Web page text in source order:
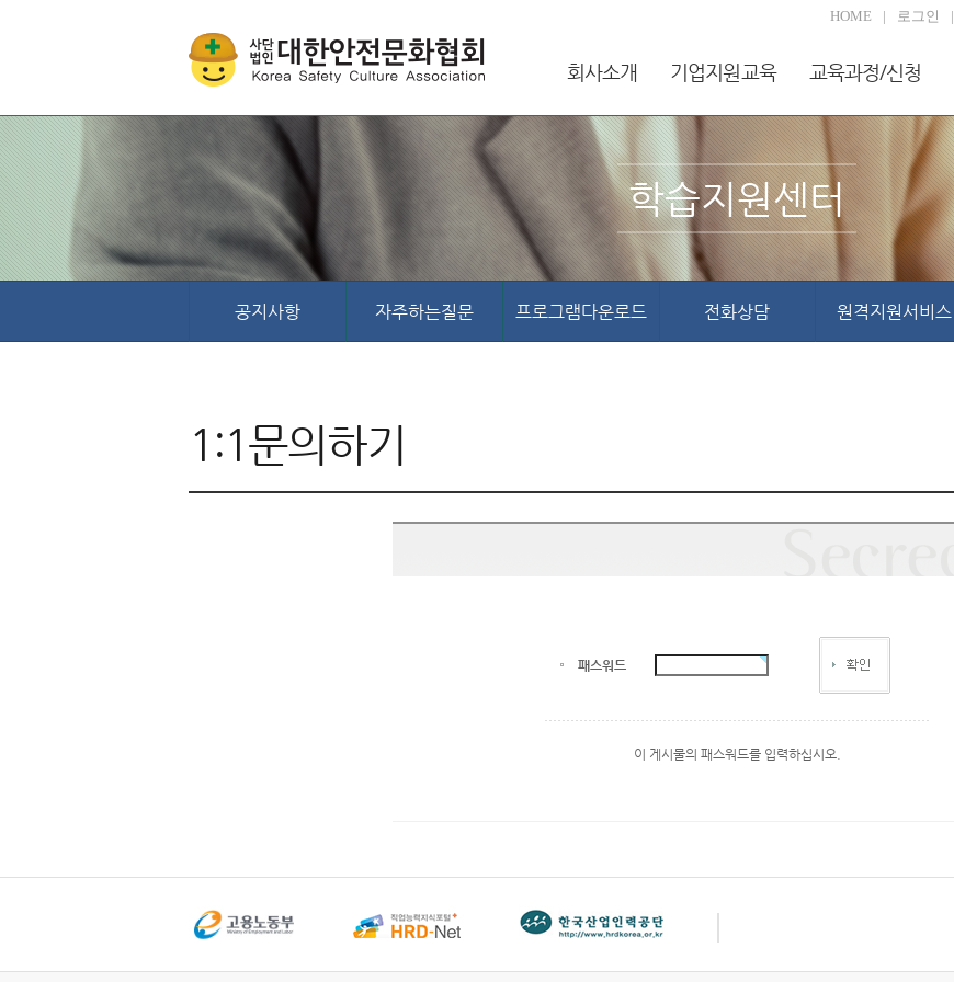
HOME 로그인
회사소개 기업지원교육 교육과정/신청
학습지원센터
공지사항 자주하는질문 프로그램다운로드 전화상담 원격지원서비스
1:1문의하기
패스워드
이 게시물의 패스워드를 입력하십시오.